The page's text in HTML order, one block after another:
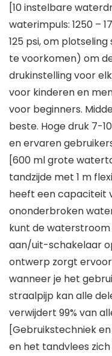
[10 instelbare
waterimpuls: 1250 –
125 psi, om
te voorkomen) om
drukinstelling voor
voor kinderen en
voor beginners.
beste. Hoge druk 7-
en ervaren
[600 ml grote
tandzijde met 1 m
heeft een capaciteit
ononderbroken
kunt de
aan/uit-schakelaar
ontwerp zorgt
wanneer je het
straalpijp kan alle
verwijdert 99% van
[Gebruikstechniek
en het tandvlees